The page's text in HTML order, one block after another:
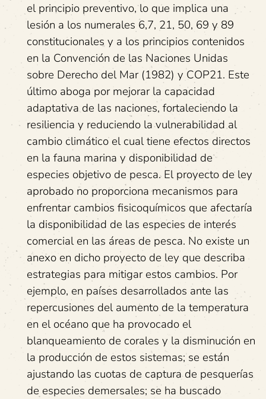
el principio preventivo, lo que implica una
lesión a los numerales 6,7, 21, 50, 69 y 89
constitucionales y a los principios contenidos
en la Convención de las Naciones Unidas
sobre Derecho del Mar (1982) y COP21. Este
último aboga por mejorar la capacidad
adaptativa de las naciones, fortaleciendo la
resiliencia y reduciendo la vulnerabilidad al
cambio climático el cual tiene efectos directos
en la fauna marina y disponibilidad de
especies objetivo de pesca. El proyecto de ley
aprobado no proporciona mecanismos para
enfrentar cambios fisicoquímicos que afectaría
la disponibilidad de las especies de interés
comercial en las áreas de pesca. No existe un
anexo en dicho proyecto de ley que describa
estrategias para mitigar estos cambios. Por
ejemplo, en países desarrollados ante las
repercusiones del aumento de la temperatura
en el océano que ha provocado el
blanqueamiento de corales y la disminución en
la producción de estos sistemas; se están
ajustando las cuotas de captura de pesquerías
de especies demersales; se ha buscado